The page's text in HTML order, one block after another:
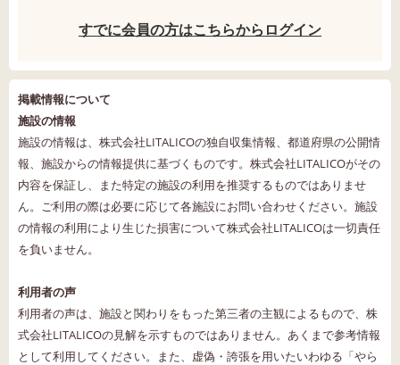
すでに会員の方はこちらからログイン
掲載情報について
施設の情報
施設の情報は、株式会社LITALICOの独自収集情報、都道府県の公開情
報、施設からの情報提供に基づくものです。株式会社LITALICOがその
内容を保証し、また特定の施設の利用を推奨するものではありませ
ん。ご利用の際は必要に応じて各施設にお問い合わせください。施設
の情報の利用により生じた損害について株式会社LITALICOは一切責任
を負いません。
利用者の声
利用者の声は、施設と関わりをもった第三者の主観によるもので、株
式会社LITALICOの見解を示すものではありません。あくまで参考情報
として利用してください。また、虚偽・誇張を用いたいわゆる「やら